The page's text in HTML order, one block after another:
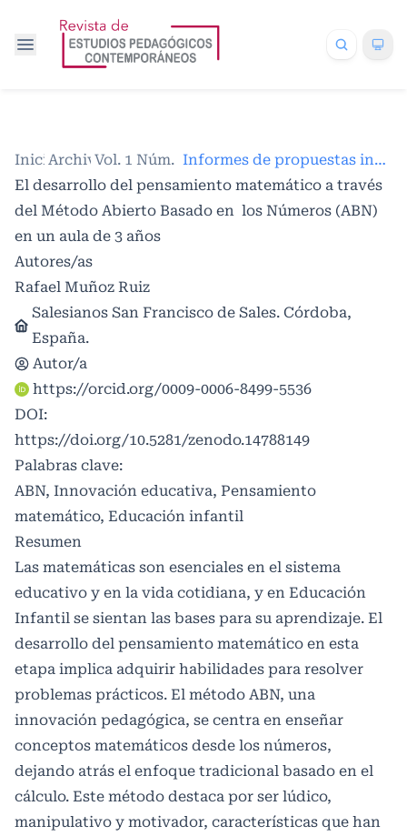
Inicio /
Archivos /
Vol. 1 Núm. 1 (2025) /
Informes de propuestas innovadoras en educación
El desarrollo del pensamiento matemático a través
del Método Abierto Basado en los Números (ABN)
en un aula de 3 años
Autores/as
Rafael Muñoz Ruiz
Salesianos San Francisco de Sales. Córdoba,
España.
Autor/a
https://orcid.org/0009-0006-8499-5536
DOI:
https://doi.org/10.5281/zenodo.14788149
Palabras clave:
ABN, Innovación educativa, Pensamiento
matemático, Educación infantil
Resumen
Las matemáticas son esenciales en el sistema
educativo y en la vida cotidiana, y en Educación
Infantil se sientan las bases para su aprendizaje. El
desarrollo del pensamiento matemático en esta
etapa implica adquirir habilidades para resolver
problemas prácticos. El método ABN, una
innovación pedagógica, se centra en enseñar
conceptos matemáticos desde los números,
dejando atrás el enfoque tradicional basado en el
cálculo. Este método destaca por ser lúdico,
manipulativo y motivador, características que han